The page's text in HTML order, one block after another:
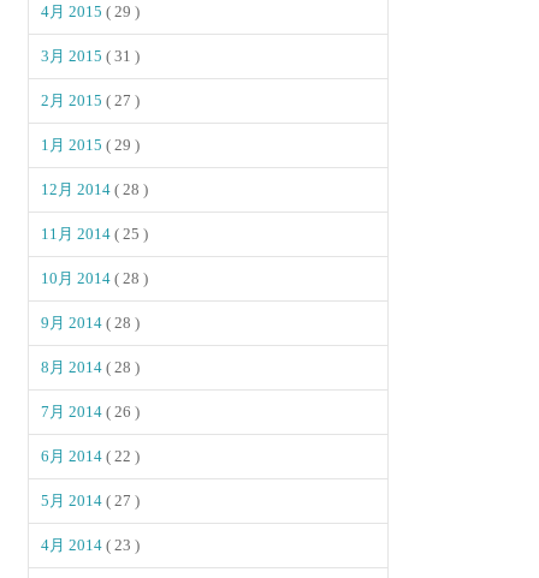
4月 2015( 29 )
3月 2015( 31 )
2月 2015( 27 )
1月 2015( 29 )
12月 2014( 28 )
11月 2014( 25 )
10月 2014( 28 )
9月 2014( 28 )
8月 2014( 28 )
7月 2014( 26 )
6月 2014( 22 )
5月 2014( 27 )
4月 2014( 23 )